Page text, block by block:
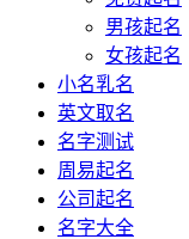
男孩起名
女孩起名
小名乳名
英文取名
名字测试
周易起名
公司起名
名字大全